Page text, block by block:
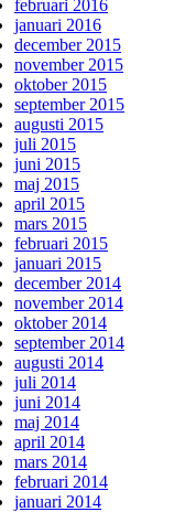
februari 2016
januari 2016
december 2015
november 2015
oktober 2015
september 2015
augusti 2015
juli 2015
juni 2015
maj 2015
april 2015
mars 2015
februari 2015
januari 2015
december 2014
november 2014
oktober 2014
september 2014
augusti 2014
juli 2014
juni 2014
maj 2014
april 2014
mars 2014
februari 2014
januari 2014